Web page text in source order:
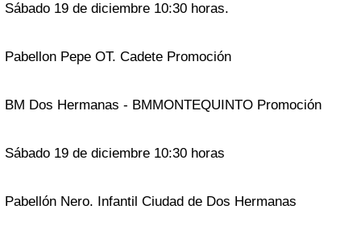
Sábado 19 de diciembre 10:30 horas.
Pabellon Pepe OT. Cadete Promoción
BM Dos Hermanas - BMMONTEQUINTO Promoción
Sábado 19 de diciembre 10:30 horas
Pabellón Nero. Infantil Ciudad de Dos Hermanas